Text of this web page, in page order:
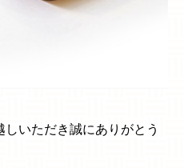
いただき誠にありがとう